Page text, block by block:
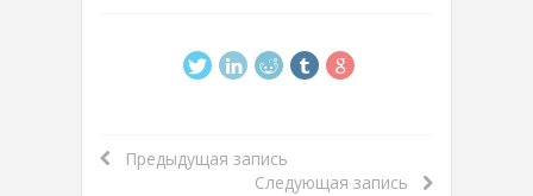
Предыдущая запись
Следующая запись